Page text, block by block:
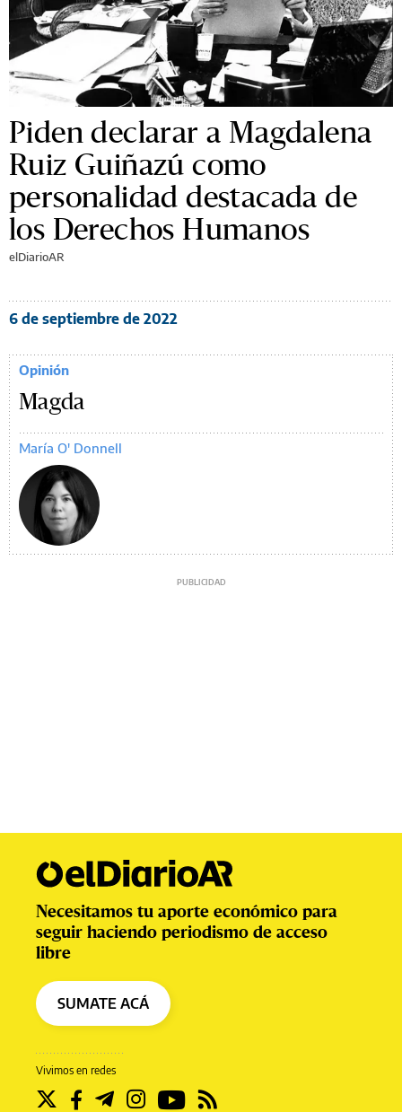
Piden declarar a Magdalena
Ruiz Guiñazú como
personalidad destacada de
los Derechos Humanos
elDiarioAR
6 de septiembre de 2022
Opinión
Magda
María O' Donnell
Vivimos en redes
Necesitamos tu aporte económico para
seguir haciendo periodismo de acceso
libre
SUMATE ACÁ